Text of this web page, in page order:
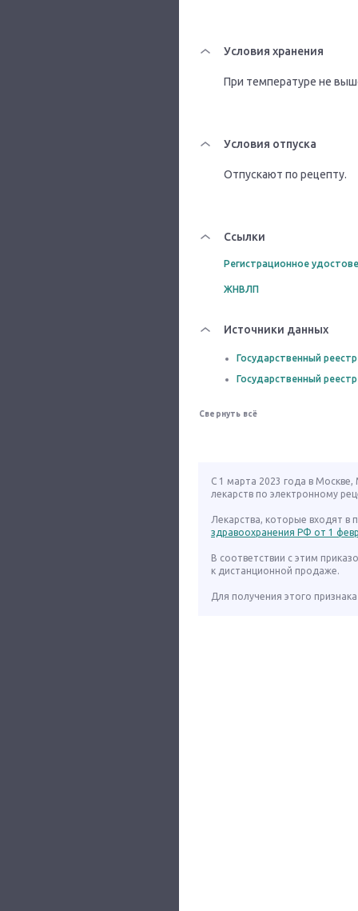
Условия хранения
При температуре не
Условия отпуска
Отпускают по рецепту.
Ссылки
Регистрационное
ЖНВЛП
Источники данных
Государственный
Государственный
Свернуть всё
С 1 марта 2023 года в
лекарств по электронному
Лекарства, которые входят в
здравоохранения РФ от 1
В соответствии с этим
к дистанционной продаже.
Для получения этого признака